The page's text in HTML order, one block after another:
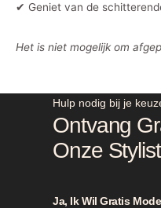
kan
worden
✔ Geniet van de
Het is niet mogelijk om
Hulp nodig bij je
Ontvang
Onze
Ja, Ik Wil Gratis